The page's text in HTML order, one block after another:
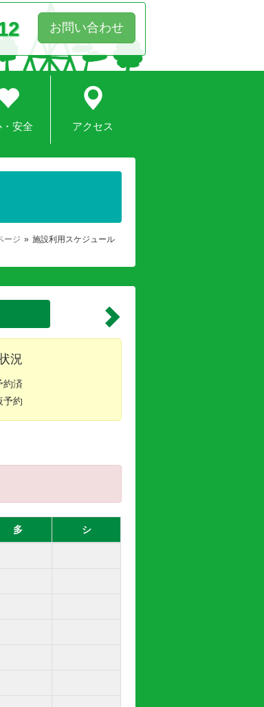
安全 アクセス
お問い合わせ
ージ 施設利用スケジュール
況
約済
予約
多 シ